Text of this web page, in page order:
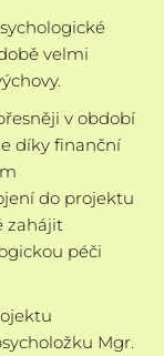
velmi
v období
díky finanční
do projektu
zahájit
péči
Mgr.